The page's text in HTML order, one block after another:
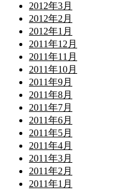
2012年3月
2012年2月
2012年1月
2011年12月
2011年11月
2011年10月
2011年9月
2011年8月
2011年7月
2011年6月
2011年5月
2011年4月
2011年3月
2011年2月
2011年1月